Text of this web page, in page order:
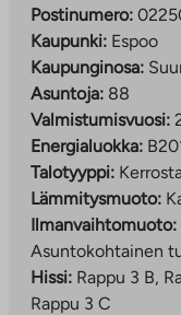
Postinumero:
Kaupunki: Espoo
Kaupunginosa:
Asuntoja: 88
Valmistumisvuosi:
Energialuokka:
Talotyyppi:
Lämmitysmuoto:
Ilmanvaihtomuoto:
Asuntokohtainen
Hissi: Rappu 3 B,
Rappu 3 C